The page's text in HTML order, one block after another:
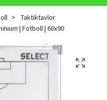
Taktiktavlor
| Fotboll | 60x90